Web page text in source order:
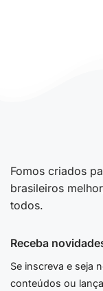
Fomos criados
brasileiros
todos.
Receba
Se inscreva e seja
conteúdos ou